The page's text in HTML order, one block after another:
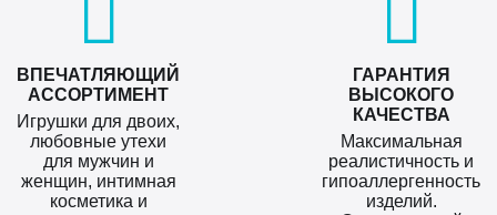
ВПЕЧАТЛЯЮЩИЙ
АССОРТИМЕНТ
Игрушки для двоих,
любовные утехи
для мужчин и
женщин, интимная
косметика и
ГАРАНТИЯ
ВЫСОКОГО
КАЧЕСТВА
Максимальная
реалистичность и
гипоаллергенность
изделий.